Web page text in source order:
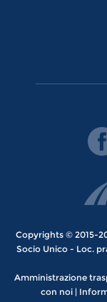
Copyrights © 2015-
Socio Unico - Loc.
Amministrazione
con noi |